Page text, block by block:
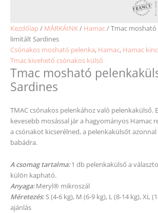
Kezdőlap / MÁRKÁINK/ Hamac/ Tmac
limitált Sardines
Csónakos mosható pelenka, Hamac, Hamac
Tmac kivehető csónakos külső
Tmac mosható
Sardines
TMAC csónakos pelenkához való pelenkakülső.
kevesebb mosással jár a hagyományos Hamac
a csónakot kicserélned, a pelenkakülsőt
babádra.
A csomag tartalma:1 db pelenkakülső a
külön kapható.
Anyaga: Meryl® mikroszál
Méretezés: S (4-6 kg), M (6-9 kg), L (8-14 kg), XL
ajánlás